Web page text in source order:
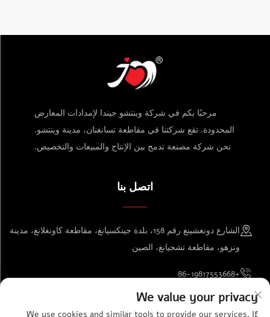
مرحبًا بكم في شركة وينتشو جيندا لإمدادات المعارض
المحدودة. تقع شركتنا في مقاطعة تسانغنان، مدينة وينتشو.
نحن شركة مصنعة تدمج بين الإنتاج والمبيعات والتخصيص.
اتصل بنا
الشارع دونغشينغ رقم 158، بلدة جينكسيانغ، مقاطعة كاونغلانغ، مدينة
ونزهو، مقاطعة تشجيانغ، الصين
+86-19817553668
[email protected]
We value your privacy
We use cookies and similar tools to provide our services. If